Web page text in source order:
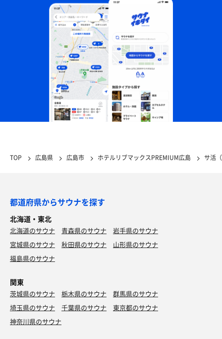
TOP 広島県 広島市 ホテルリブマックスPREMIUM広島 サ活
都道府県からサウナを探す
北海道・東北
北海道のサウナ 青森県のサウナ
岩手県のサウナ
宮城県のサウナ
秋田県のサウナ
山形県のサウナ
福島県のサウナ
関東
茨城県のサウナ 栃木県のサウナ
群馬県のサウナ
埼玉県のサウナ
千葉県のサウナ
東京都のサウナ
神奈川県のサウナ